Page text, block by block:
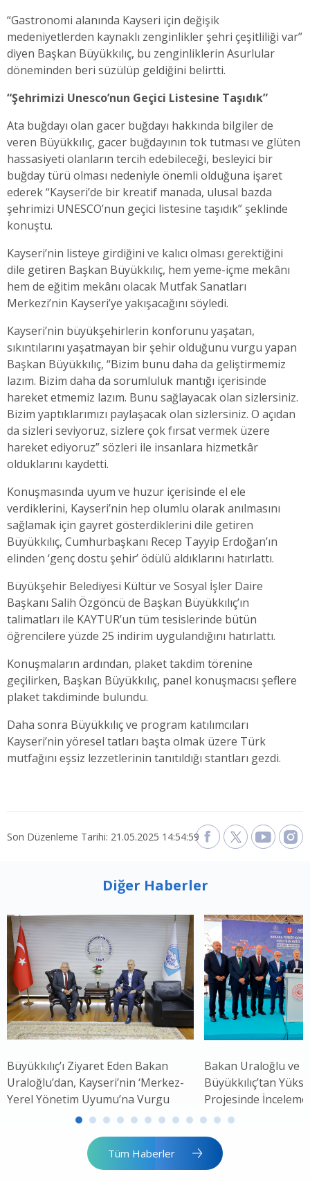
“Gastronomi alanında Kayseri için değişik
medeniyetlerden kaynaklı zenginlikler şehri çeşitliliği var”
diyen Başkan Büyükkılıç, bu zenginliklerin Asurlular
döneminden beri süzülüp geldiğini belirtti.
“Şehrimizi Unesco’nun Geçici Listesine Taşıdık”
Ata buğdayı olan gacer buğdayı hakkında bilgiler de
veren Büyükkılıç, gacer buğdayının tok tutması ve glüten
hassasiyeti olanların tercih edebileceği, besleyici bir
buğday türü olması nedeniyle önemli olduğuna işaret
ederek “Kayseri’de bir kreatif manada, ulusal bazda
şehrimizi UNESCO’nun geçici listesine taşıdık” şeklinde
konuştu.
Kayseri’nin listeye girdiğini ve kalıcı olması gerektiğini
dile getiren Başkan Büyükkılıç, hem yeme-içme mekânı
hem de eğitim mekânı olacak Mutfak Sanatları
Merkezi’nin Kayseri’ye yakışacağını söyledi.
Kayseri’nin büyükşehirlerin konforunu yaşatan,
sıkıntılarını yaşatmayan bir şehir olduğunu vurgu yapan
Başkan Büyükkılıç, “Bizim bunu daha da geliştirmemiz
lazım. Bizim daha da sorumluluk mantığı içerisinde
hareket etmemiz lazım. Bunu sağlayacak olan sizlersiniz.
Bizim yaptıklarımızı paylaşacak olan sizlersiniz. O açıdan
da sizleri seviyoruz, sizlere çok fırsat vermek üzere
hareket ediyoruz” sözleri ile insanlara hizmetkâr
olduklarını kaydetti.
Konuşmasında uyum ve huzur içerisinde el ele
verdiklerini, Kayseri’nin hep olumlu olarak anılmasını
sağlamak için gayret gösterdiklerini dile getiren
Büyükkılıç, Cumhurbaşkanı Recep Tayyip Erdoğan’ın
elinden ‘genç dostu şehir’ ödülü aldıklarını hatırlattı.
Büyükşehir Belediyesi Kültür ve Sosyal İşler Daire
Başkanı Salih Özgöncü de Başkan Büyükkılıç’ın
talimatları ile KAYTUR’un tüm tesislerinde bütün
öğrencilere yüzde 25 indirim uygulandığını hatırlattı.
Konuşmaların ardından, plaket takdim törenine
geçilirken, Başkan Büyükkılıç, panel konuşmacısı şeflere
plaket takdiminde bulundu.
Daha sonra Büyükkılıç ve program katılımcıları
Kayseri’nin yöresel tatları başta olmak üzere Türk
mutfağını eşsiz lezzetlerinin tanıtıldığı stantları gezdi.
Son Düzenleme Tarihi: 21.05.2025 14:54:59
Diğer Haberler
Büyükkılıç’ı Ziyaret Eden Bakan
Uraloğlu’dan, Kayseri’nin ‘Merkez-
Yerel Yönetim Uyumu’na Vurgu
Bakan Uraloğlu ve
Büyükkılıç’tan
Projesinde İnceleme
Tüm Haberler